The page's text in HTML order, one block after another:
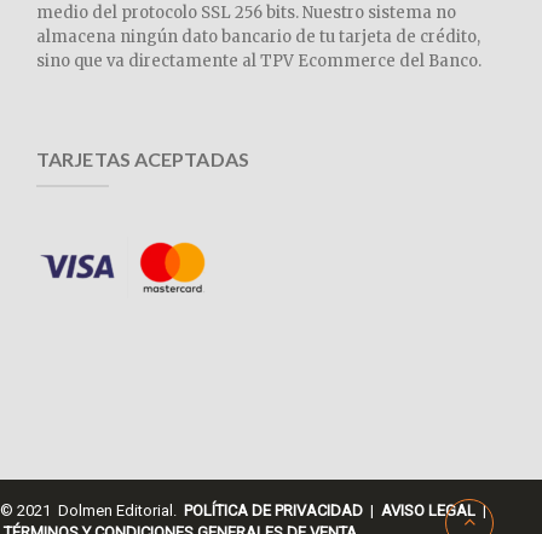
medio del protocolo SSL 256 bits. Nuestro sistema no
almacena ningún dato bancario de tu tarjeta de crédito,
sino que va directamente al TPV Ecommerce del Banco.
TARJETAS ACEPTADAS
© 2021 Dolmen Editorial. POLÍTICA DE PRIVACIDAD | AVISO LEGAL |